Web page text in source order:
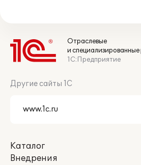
Отраслевые
и
1С:Предприятие
Другие сайты 1С
Каталог
Внедрения